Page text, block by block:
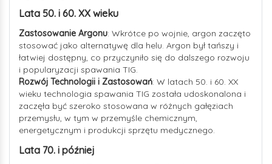
Lata 50. i 60. XX wieku
Zastosowanie Argonu: Wkrótce po wojnie, argon zaczęto
stosować jako alternatywę dla helu. Argon był tańszy i
łatwiej dostępny, co przyczyniło się do dalszego rozwoju
i popularyzacji spawania TIG.
Rozwój Technologii i Zastosowań: W latach 50. i 60. XX
wieku technologia spawania TIG została udoskonalona i
zaczęła być szeroko stosowana w różnych gałęziach
przemysłu, w tym w przemyśle chemicznym,
energetycznym i produkcji sprzętu medycznego.
Lata 70. i później